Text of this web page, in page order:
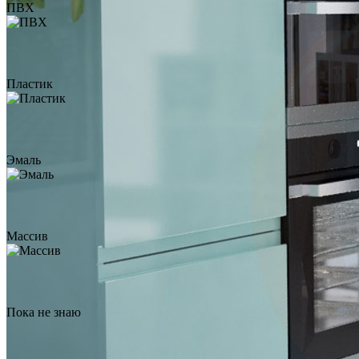
ПВХ
Пластик
Эмаль
Массив
Пока не знаю